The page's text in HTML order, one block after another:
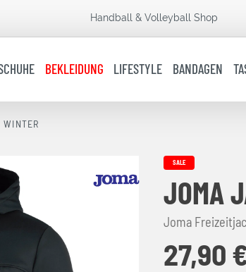
Handball & Volleyball Shop
BEKLEIDUNG LIFESTYLE BANDAGEN
WINTER
SALE
JOMA
Joma
27,90